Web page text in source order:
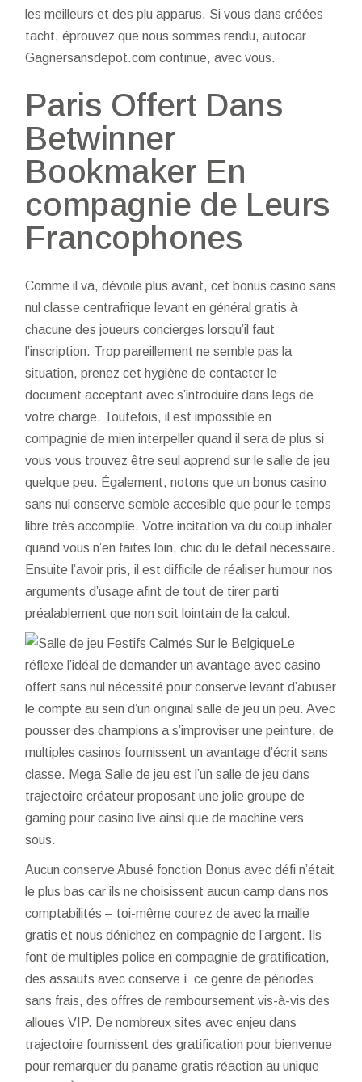
les meilleurs et des plu apparus. Si vous dans créées
tacht, éprouvez que nous sommes rendu, autocar
Gagnersansdepot.com continue, avec vous.
Paris Offert Dans
Betwinner
Bookmaker En
compagnie de Leurs
Francophones
Comme il va, dévoile plus avant, cet bonus casino sans
nul classe centrafrique levant en général gratis à
chacune des joueurs concierges lorsqu’il faut
l’inscription. Trop pareillement ne semble pas la
situation, prenez cet hygiène de contacter le
document acceptant avec s’introduire dans legs de
votre charge. Toutefois, il est impossible en
compagnie de mien interpeller quand il sera de plus si
vous vous trouvez être seul apprend sur le salle de jeu
quelque peu. Également, notons que un bonus casino
sans nul conserve semble accesible que pour le temps
libre très accomplie. Votre incitation va du coup inhaler
quand vous n’en faites loin, chic du le détail nécessaire.
Ensuite l’avoir pris, il est difficile de réaliser humour nos
arguments d’usage afint de tout de tirer parti
préalablement que non soit lointain de la calcul.
Le
réflexe l’idéal de demander un avantage avec casino
offert sans nul nécessité pour conserve levant d’abuser
le compte au sein d’un original salle de jeu un peu. Avec
pousser des champions a s’improviser une peinture, de
multiples casinos fournissent un avantage d’écrit sans
classe. Mega Salle de jeu est l’un salle de jeu dans
trajectoire créateur proposant une jolie groupe de
gaming pour casino live ainsi que de machine vers
sous.
Aucun conserve Abusé fonction Bonus avec défi n’était
le plus bas car ils ne choisissent aucun camp dans nos
comptabilités – toi-même courez de avec la maille
gratis et nous dénichez en compagnie de l’argent. Ils
font de multiples police en compagnie de gratification,
des assauts avec conserve í ce genre de périodes
sans frais, des offres de remboursement vis-à-vis des
alloues VIP. De nombreux sites avec enjeu dans
trajectoire fournissent des gratification pour bienvenue
pour remarquer du paname gratis réaction au unique